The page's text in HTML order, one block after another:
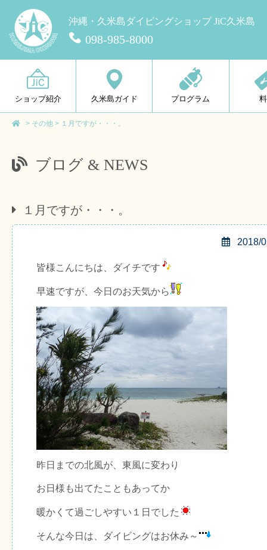
沖縄・久米島ダイビングショップ JiC久米島
098-985-8000
ショップ紹介 久米島ガイド プログラム
> その他 > １月ですが・・・。
ブログ & NEWS
１月ですが・・・。
2018/
皆様こんにちは、ダイチです
早速ですが、今日のお天気から
昨日までの北風が、東風に変わり
お日様も出てたこともあってか
暖かくて過ごしやすい１日でした
そんな今日は、ダイビングはお休み～